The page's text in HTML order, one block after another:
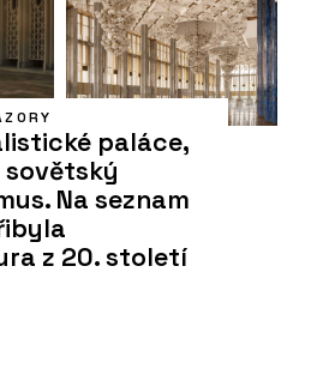
paláce,
sovětský
Na seznam
z 20. století